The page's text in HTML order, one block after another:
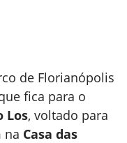
de Florianópolis
fica para o
Los, voltado para
na Casa das